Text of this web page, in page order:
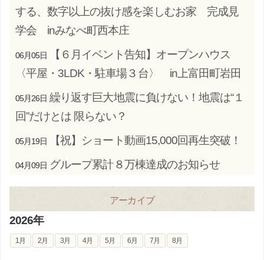
する、数字以上の抜け感を楽しむお家 完成見
学会 inみなべ町西本庄
06月05日
【６月イベント告知】オープンハウス
〈平屋・3LDK・駐車場３台〉 in上富田町岩田
05月26日 繰り返す巨大地震に負けない！地震は“１
回”だけとは 限らない？
05月19日 【祝】ショート動画15,000回再生突破！
04月09日 グループ累計８万棟達成のお知らせ
アーカイブ
2026年
1月 2月 3月 4月 5月 6月 7月 8月